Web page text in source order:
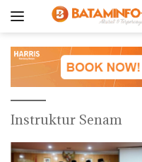
Instruktur Senam